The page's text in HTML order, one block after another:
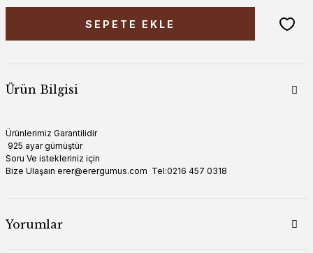
SEPETE EKLE
Ürün Bilgisi
Ürünlerimiz Garantilidir
925 ayar gümüştür
Soru Ve istekleriniz için
Bize Ulaşaın erer@erergumus.com Tel:0216 457 0318
Yorumlar